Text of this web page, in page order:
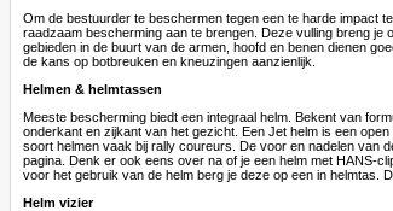
Om de bestuurder te beschermen tegen een te harde impact
raadzaam bescherming aan te brengen. Deze vulling breng je
gebieden in de buurt van de armen, hoofd en benen dienen
de kans op botbreuken en kneuzingen aanzienlijk.
Helmen & helmtassen
Meeste bescherming biedt een integraal helm. Bekent van
onderkant en zijkant van het gezicht. Een Jet helm is een
soort helmen vaak bij rally coureurs. De voor en nadelen van
pagina. Denk er ook eens over na of je een helm met HANS-
voor het gebruik van de helm berg je deze op een in helmtas.
Helm vizier